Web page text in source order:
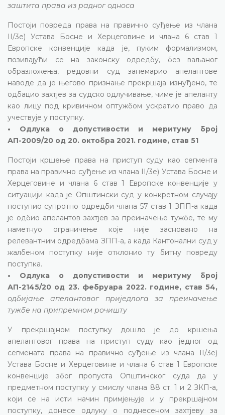
заштита права из радног односа
Постоји повреда права на правично суђење из члана
II/3е) Устава Босне и Херцеговине и члана 6 став 1
Европске конвенције када је, пуким формализмом,
позивајући се на законску одредбу, без ваљаног
образложења, редовни суд занемарио апелантове
наводе да је његово признање прекршаја изнуђено, те
одбацио захтјев за судско одлучивање, чиме је апеланту
као лицу под кривичном оптужбом ускратио право да
учествује у поступку.
• Одлука о допустивости и меритуму број
АП-2009/20 од 20. октобра 2021. године, став 51
Постоји кршење права на приступ суду као сегмента
права на правично суђење из члана II/3е) Устава Босне и
Херцеговине и члана 6 став 1 Европске конвенције у
ситуацији када је Општински суд у конкретном случају
поступио супротно одредби члана 57 став 1 ЗПП-а када
је одбио апелантов захтјев за преиначење тужбе, те му
наметнуо ограничење које није засновано на
релевантним одредбама ЗПП-а, а када Кантонални суд у
жалбеном поступку није отклонио ту битну повреду
поступка.
• Одлука о допустивости и меритуму број
АП-2145/20 од 23. фебруара 2022. године, став 54,
одбијање апелантовог приједлога за преиначење
тужбе на припремном рочишту
У прекршајном поступку дошло је до кршења
апелантовог права на приступ суду као једног од
сегмената права на правично суђење из члана II/3е)
Устава Босне и Херцеговине и члана 6 став 1 Европске
конвенције због пропуста Општинског суда да у
предметном поступку у смислу члана 88 ст. 1 и 2 ЗКП-а,
који се на исти начин примјењује и у прекршајном
поступку, донесе одлуку о поднесеном захтјеву за